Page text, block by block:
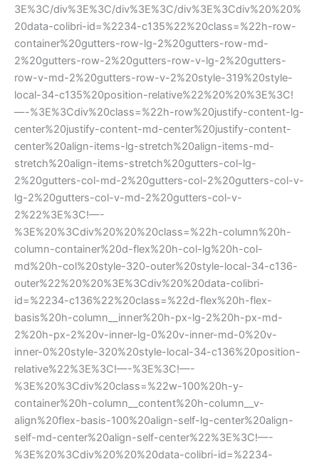
3E%3C/div%3E%3C/div%3E%3C/div%3E%3Cdiv%20%20%
20data-colibri-id=%2234-c135%22%20class=%22h-row-
container%20gutters-row-lg-2%20gutters-row-md-
2%20gutters-row-2%20gutters-row-v-lg-2%20gutters-
row-v-md-2%20gutters-row-v-2%20style-319%20style-
local-34-c135%20position-relative%22%20%20%3E%3C!
—-%3E%3Cdiv%20class=%22h-row%20justify-content-lg-
center%20justify-content-md-center%20justify-content-
center%20align-items-lg-stretch%20align-items-md-
stretch%20align-items-stretch%20gutters-col-lg-
2%20gutters-col-md-2%20gutters-col-2%20gutters-col-v-
lg-2%20gutters-col-v-md-2%20gutters-col-v-
2%22%3E%3C!—-
%3E%20%3Cdiv%20%20%20class=%22h-column%20h-
column-container%20d-flex%20h-col-lg%20h-col-
md%20h-col%20style-320-outer%20style-local-34-c136-
outer%22%20%20%3E%3Cdiv%20%20data-colibri-
id=%2234-c136%22%20class=%22d-flex%20h-flex-
basis%20h-column__inner%20h-px-lg-2%20h-px-md-
2%20h-px-2%20v-inner-lg-0%20v-inner-md-0%20v-
inner-0%20style-320%20style-local-34-c136%20position-
relative%22%3E%3C!—-%3E%3C!—-
%3E%20%3Cdiv%20class=%22w-100%20h-y-
container%20h-column__content%20h-column__v-
align%20flex-basis-100%20align-self-lg-center%20align-
self-md-center%20align-self-center%22%3E%3C!—-
%3E%20%3Cdiv%20%20%20data-colibri-id=%2234-